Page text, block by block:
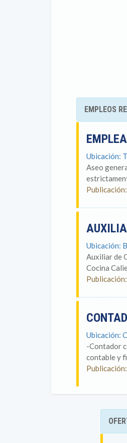
EMPLEOS
Ubicación:
Aseo
Ubicación:
Auxiliar de
Cocina
Ubicación:
-Contador
contable y